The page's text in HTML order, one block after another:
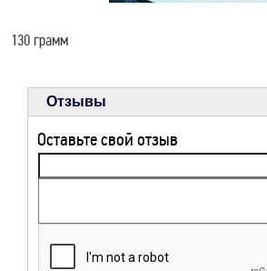
ТИХОРЕЦКА
РЕЦЕПТЫ
130 грамм
Отзывы
Оставьте свой отзыв